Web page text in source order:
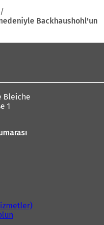
Backhaushohl'un
Bleiche
1